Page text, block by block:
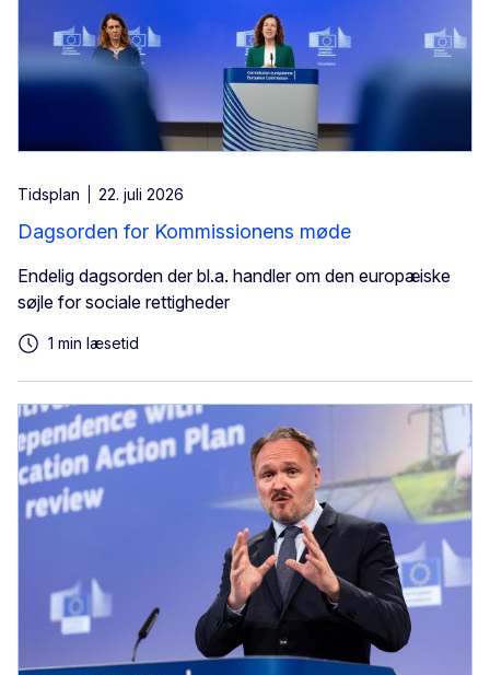
Tidsplan 22. juli 2026
Dagsorden for Kommissionens møde
Endelig dagsorden der bl.a. handler om den europæiske
søjle for sociale rettigheder
1 min læsetid